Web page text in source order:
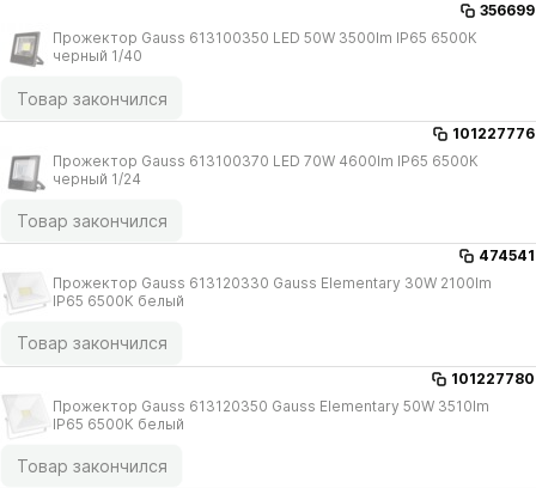
356699
Прожектор Gauss 613100350 LED 50W 3500lm IP65 6500К
черный 1/​40
Товар закончился
101227776
Прожектор Gauss 613100370 LED 70W 4600lm IP65 6500К
черный 1/​24
Товар закончился
474541
Прожектор Gauss 613120330 Gauss Elementary 30W 2100lm
IP65 6500К белый
Товар закончился
101227780
Прожектор Gauss 613120350 Gauss Elementary 50W 3510lm
IP65 6500К белый
Товар закончился